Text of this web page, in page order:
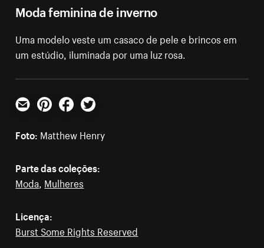
Moda feminina de inverno
Uma modelo veste um casaco de pele e brincos em
um estúdio, iluminada por uma luz rosa.
E-mailPinterestFacebookTwitter
Foto: Matthew Henry
Parte das coleções:
Moda, Mulheres
Licença:
Burst Some Rights Reserved